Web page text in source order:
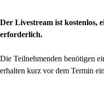
Der Livestream ist kostenlos,
erforderlich.
Die Teilnehmenden benötigen
erhalten kurz vor dem Termin